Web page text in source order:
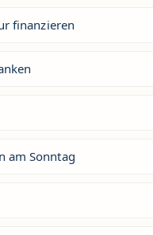
finanzieren
am Sonntag